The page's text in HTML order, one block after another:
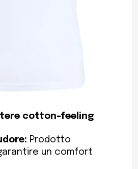
cotton-feeling
Prodotto
un comfort